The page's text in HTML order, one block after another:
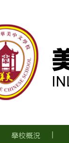
學校概況